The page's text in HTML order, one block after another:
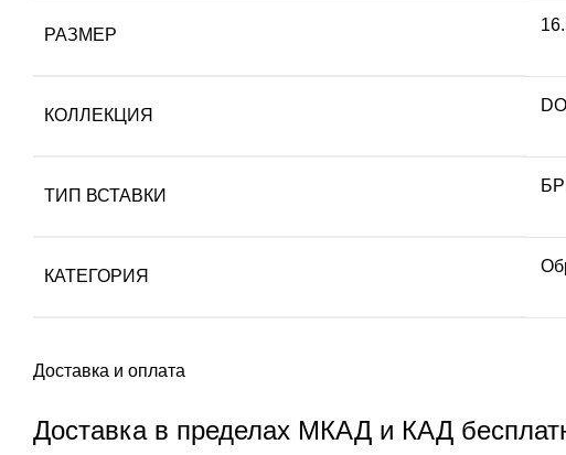
РАЗМЕР
КОЛЛЕКЦИЯ
ТИП ВСТАВКИ
КАТЕГОРИЯ
Доставка и оплата
Доставка в пределах МКАД и КАД